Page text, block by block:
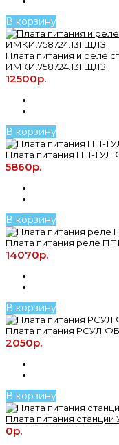
В корзину
Плата питания и реле
ИМКИ.758724.131 ЩЛЗ
12500р.
В корзину
Плата питания ПП-1 УЛ
5860р.
В корзину
Плата питания реле
14070р.
В корзину
Плата питания РСУЛ
2050р.
В корзину
Плата питания
0р.